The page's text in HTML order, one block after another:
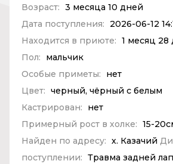
Возраст: 3 месяца 10 дней
Дата поступления:
2026-06-12
Находится в приюте: 1 месяц 28
Пол:
мальчик
Особые приметы:
нет
Цвет: черный, чёрный с белым
Кастрирован:
нет
Примерный рост в холке: 15-
Найден по адресу: х. Казачий
поступлении: Травма задней